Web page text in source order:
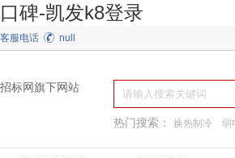
口碑-凯发k8登录
客服电话 null
招标网旗下网站
热门搜索： 换热制冷 弱